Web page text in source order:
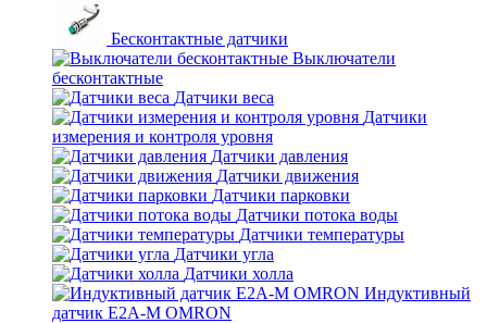
Бесконтактные датчики
Выключатели
бесконтактные
Датчики веса
Датчики
измерения и контроля уровня
Датчики давления
Датчики движения
Датчики парковки
Датчики потока воды
Датчики температуры
Датчики угла
Датчики холла
Индуктивный
датчик E2A-M OMRON